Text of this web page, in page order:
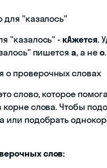
для "казалось"
"казалось" - кАжется.
пишетсяа, а нео.
проверочных словах
слово, которое
корне слова. Чтобы
или подобрать
слов: